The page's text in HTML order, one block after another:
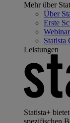
Mehr über
Über
Erste
Statista
Leistungen
Statista+
spezifischen